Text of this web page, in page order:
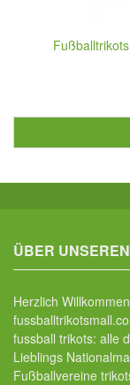
ÜBER
Herzlich
fussball trikots: alle
Lieblings
Fußballvereine